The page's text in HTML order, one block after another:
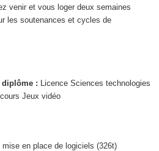
venir et vous loger deux semaines
les soutenances et cycles de
: Licence Sciences technologies
Jeux vidéo
mise en place de logiciels (326t)